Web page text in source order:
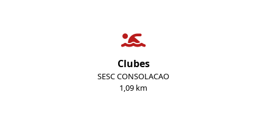
Clubes
SESC CONSOLACAO
1,09 km